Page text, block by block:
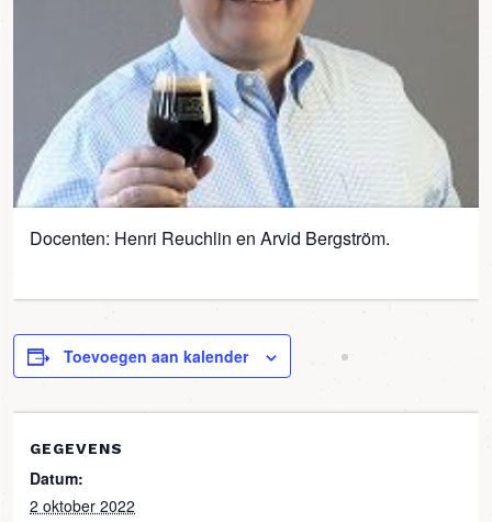
Docenten: Henri Reuchlin en Arvid Bergström.
Toevoegen aan kalender
GEGEVENS
Datum:
2 oktober 2022